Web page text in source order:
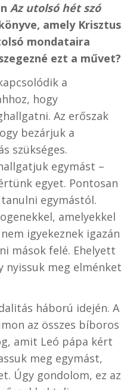
Az utolsó hét szó
amely Krisztus
mondataira
ezt a művet?
a
hogy
Az erőszak
bezárjuk a
szükséges.
egymást –
egyet. Pontosan
egymástól.
amelyekkel
igyekeznek igazán
mások felé. Ehelyett
nyissuk meg elménket
háború idején. A
az összes bíboros
amit Leó pápa kért
meg egymást,
Úgy gondolom, ez az